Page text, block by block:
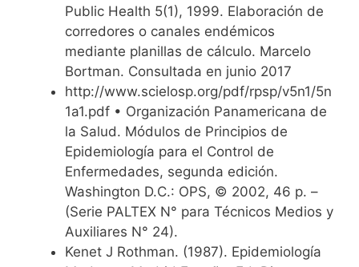
Public Health 5(1), 1999. Elaboración de
corredores o canales endémicos
mediante planillas de cálculo. Marcelo
Bortman. Consultada en junio 2017
http://www.scielosp.org/pdf/rpsp/v5n1/5n
1a1.pdf • Organización Panamericana de
la Salud. Módulos de Principios de
Epidemiología para el Control de
Enfermedades, segunda edición.
Washington D.C.: OPS, © 2002, 46 p. –
(Serie PALTEX N° para Técnicos Medios y
Auxiliares N° 24).
Kenet J Rothman. (1987). Epidemiología